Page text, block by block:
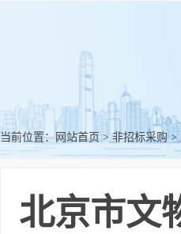
当前位置：网站首页>非招标采购>
北京市文